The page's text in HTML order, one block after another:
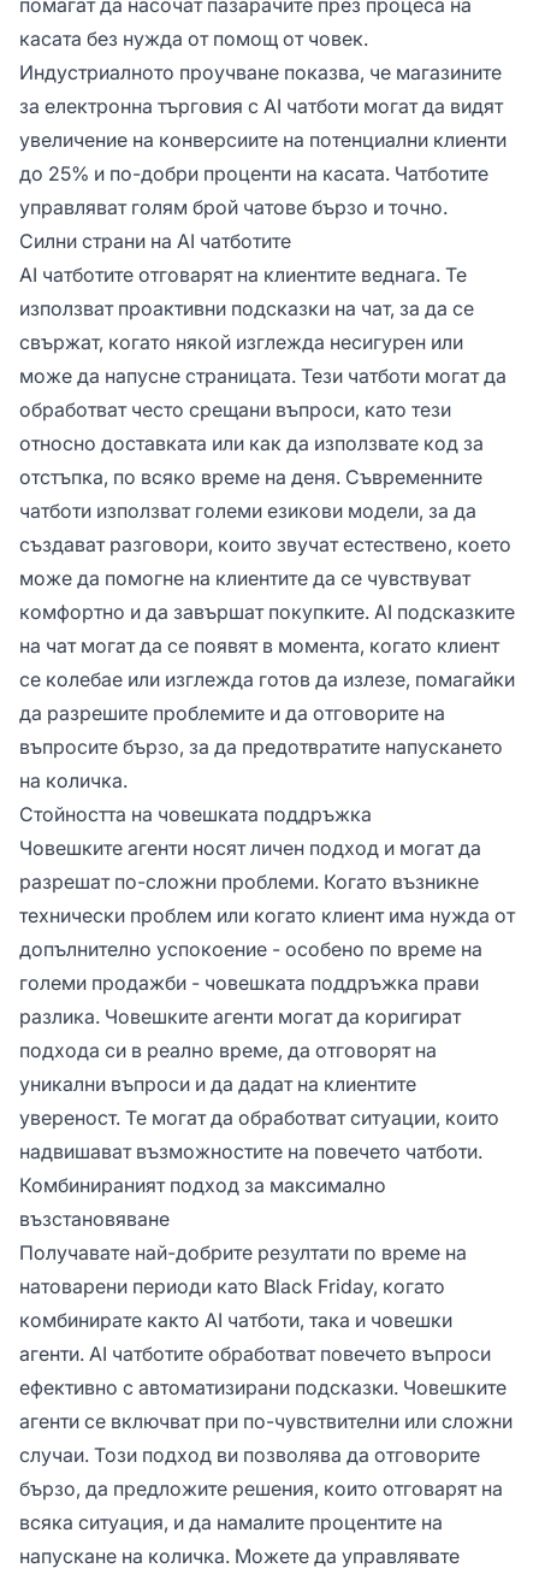
помагат да насочат пазарачите през процеса на
касата без нужда от помощ от човек.
Индустриалното проучване показва, че магазините
за електронна търговия с AI чатботи могат да видят
увеличение на конверсиите на потенциални клиенти
до 25% и по-добри проценти на касата. Чатботите
управляват голям брой чатове бързо и точно.
Силни страни на AI чатботите
AI чатботите отговарят на клиентите веднага. Те
използват проактивни подсказки на чат, за да се
свържат, когато някой изглежда несигурен или
може да напусне страницата. Тези чатботи могат да
обработват често срещани въпроси, като тези
относно доставката или как да използвате код за
отстъпка, по всяко време на деня. Съвременните
чатботи използват големи езикови модели, за да
създават разговори, които звучат естествено, което
може да помогне на клиентите да се чувствуват
комфортно и да завършат покупките. AI подсказките
на чат могат да се появят в момента, когато клиент
се колебае или изглежда готов да излезе, помагайки
да разрешите проблемите и да отговорите на
въпросите бързо, за да предотвратите напускането
на количка.
Стойността на човешката поддръжка
Човешките агенти носят личен подход и могат да
разрешат по-сложни проблеми. Когато възникне
технически проблем или когато клиент има нужда от
допълнително успокоение - особено по време на
големи продажби - човешката поддръжка прави
разлика. Човешките агенти могат да коригират
подхода си в реално време, да отговорят на
уникални въпроси и да дадат на клиентите
увереност. Те могат да обработват ситуации, които
надвишават възможностите на повечето чатботи.
Комбинираният подход за максимално
възстановяване
Получавате най-добрите резултати по време на
натоварени периоди като Black Friday, когато
комбинирате както AI чатботи, така и човешки
агенти. AI чатботите обработват повечето въпроси
ефективно с автоматизирани подсказки. Човешките
агенти се включват при по-чувствителни или сложни
случаи. Този подход ви позволява да отговорите
бързо, да предложите решения, които отговарят на
всяка ситуация, и да намалите процентите на
напускане на количка. Можете да управлявате